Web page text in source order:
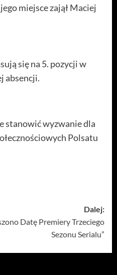
miejsce zajął Maciej
się na 5. pozycji w
absencji.
stanowić wyzwanie dla
Polsatu
Dalej:
Datę Premiery Trzeciego
Sezonu Serialu”